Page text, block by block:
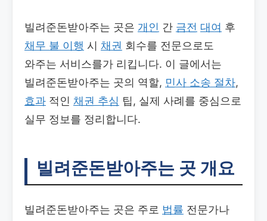
빌려준돈받아주는 곳은 개인 간 금전 대여 후
채무 불 이행 시 채권 회수를 전문으로도
와주는 서비스를가 리킵니다. 이 글에서는
빌려준돈받아주는 곳의 역할, 민사 소송 절차,
효과 적인 채권 추심 팁, 실제 사례를 중심으로
실무 정보를 정리합니다.
빌려준돈받아주는 곳 개요
빌려준돈받아주는 곳은 주로 법률 전문가나